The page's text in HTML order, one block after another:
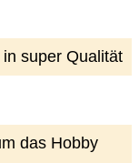
super Qualität
das Hobby